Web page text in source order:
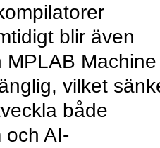
blir även
MPLAB Machine
vilket
både
och AI-